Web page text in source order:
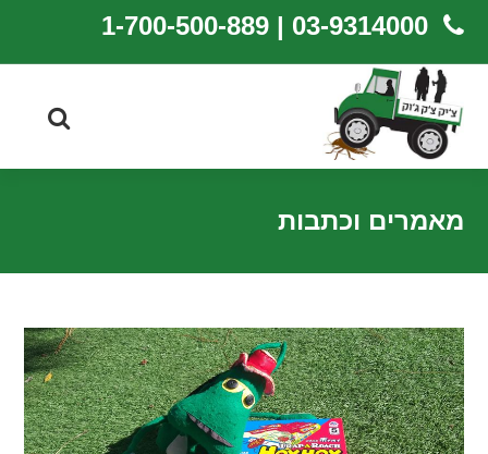
03-9314000 | 1-700-500-889
מאמרים וכתבות